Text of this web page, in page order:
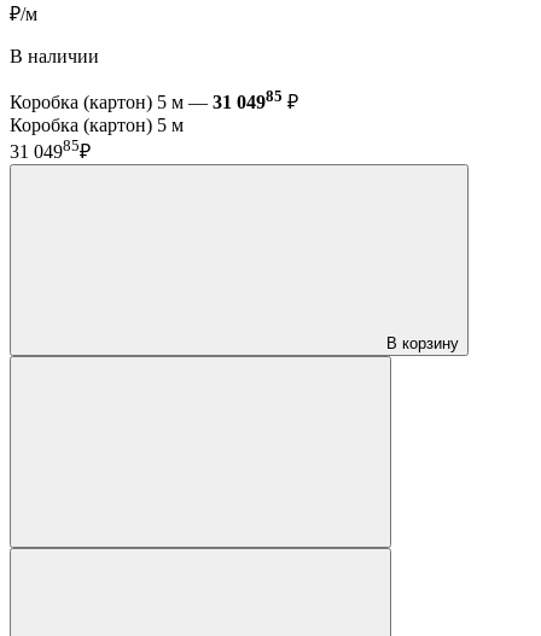
₽/м
В наличии
Коробка (картон) 5 м — 31 04985 ₽
Коробка (картон) 5 м
31 04985₽
В корзину